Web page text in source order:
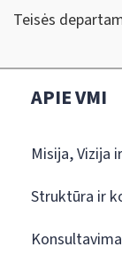
Teisės
APIE VMI
Misija, Vizija
Struktūra ir